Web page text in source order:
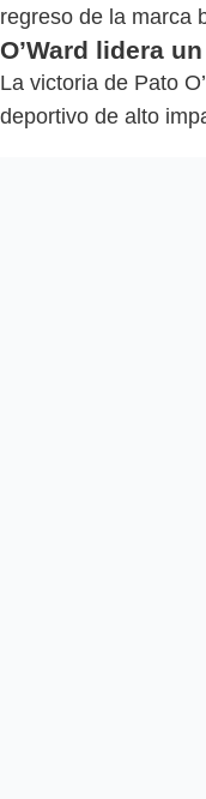
regreso de la marca
O’Ward lidera
La victoria de Pato
deportivo de alto